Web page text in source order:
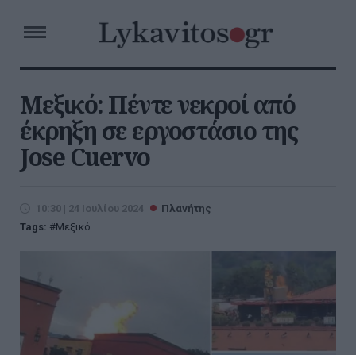
Μεξικό: Πέντε νεκροί από
έκρηξη σε εργοστάσιο της
Jose Cuervo
10:30 | 24 Ιουλίου 2024
Πλανήτης
Tags:
Μεξικό